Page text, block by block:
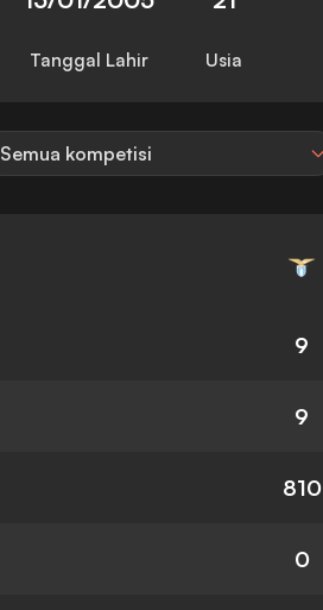
Tanggal Lahir Usia
Semua kompetisi
9
9
810
0